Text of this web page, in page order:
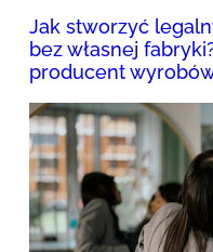
Jak stworzyć
bez własnej
producent